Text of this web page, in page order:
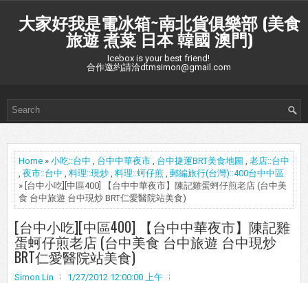
大家好我是電冰箱~南北貨俱樂部 (美食
旅遊 煮菜 日本 韓國 澳門)
Icebox is your best friend!
合作邀約請洽dtmsimon@gmail.com
Home » 小吃::台中 , 台中中華夜市 , 台中捷運BRT美食地圖 , 老店::台中
, 夜市::台中 , 料理::現炒 , 料理::蚵仔煎 , 郵編旅行(台灣)::400台中中區
» [台中小吃][中區400] 【台中中華夜市】陳記雞蛋蚵仔煎老店 (台中美
食 台中旅遊 台中現炒 BRT仁愛醫院站美食)
[台中小吃][中區400] 【台中中華夜市】陳記雞
蛋蚵仔煎老店 (台中美食 台中旅遊 台中現炒
BRT仁愛醫院站美食)
Simon Lin 1/27/2012 12:00:00 上午